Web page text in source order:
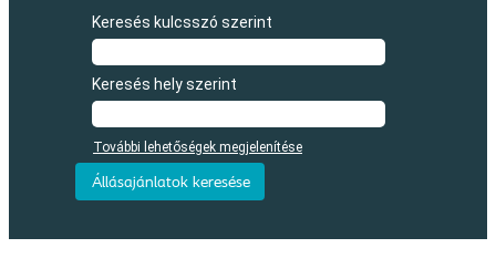
Keresés kulcsszó szerint
Keresés hely szerint
További lehetőségek megjelenítése